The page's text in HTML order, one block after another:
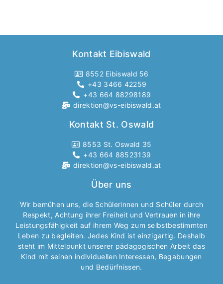
Kontakt Eibiswald
8552 Eibiswald 56
+43 3466 42259
+43 664 88298189
direktion@vs-eibiswald.at
Kontakt St. Oswald
8553 St. Oswald 35
+43 664 88523139
direktion@vs-eibiswald.at
Über uns
Wir bemühen uns, die Schülerinnen und Schüler durch
Respekt, Achtung ihrer Freiheit und Vertrauen in ihre
Leistungsfähigkeit auf ihrem Weg zum selbstbestimmten
Leben zu begleiten. Jedes Kind ist einzigartig. Deshalb
steht im Mittelpunkt unserer pädagogischen Arbeit das
Kind mit seinen individuellen Interessen, Begabungen
und Bedürfnissen.